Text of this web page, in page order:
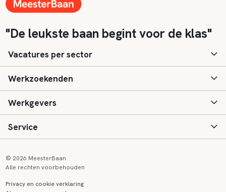
"De leukste baan begint voor de klas"
Vacatures per sector
Basisonderwijs
Speciaal (basis) onderwijs
Voortgezet onderwijs
Werkzoekenden
Aanmelden
Vacatures
Werkgevers
Inloggen
Service
© 2026 MeesterBaan
Alle rechten voorbehouden
Privacy en cookie verklaring